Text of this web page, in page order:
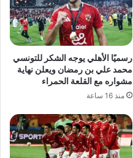
رسميًا الأهلي يوجه الشكر للتونسي
محمد علي بن رمضان ويعلن نهاية
مشواره مع القلعة الحمراء
منذ 16 ساعة